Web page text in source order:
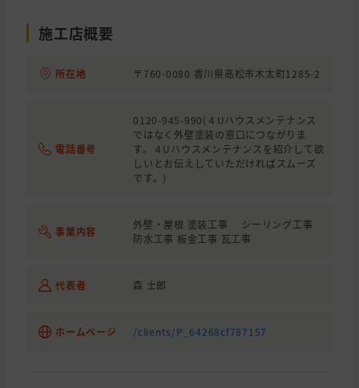
施工店概要
所在地 〒760-0080 香川県高松市木太町1285-2
電話番号
0120-945-990(４Uハウスメンテナンス
ではなく外壁塗装の窓口につながりま
す。４Uハウスメンテナンスを紹介して欲
しいとお伝えしていただければスムーズ
です。)
事業内容
外壁・屋根 塗装工事 シーリング工事
防水工事 板金工事 瓦工事
代表者 森 士郎
ホームページ /clients/P_64268cf787157